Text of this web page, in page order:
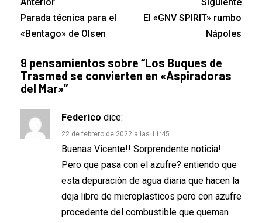
Parada técnica para el
«Bentago» de Olsen
El «GNV SPIRIT» rumbo
Nápoles
9 pensamientos sobre “Los Buques de
Trasmed se convierten en «Aspiradoras
del Mar»”
Federico dice:
22 de febrero de 2022 a las 11:45
Buenas Vicente!! Sorprendente noticia!
Pero que pasa con el azufre? entiendo que
esta depuración de agua diaria que hacen la
deja libre de microplasticos pero con azufre
procedente del combustible que queman